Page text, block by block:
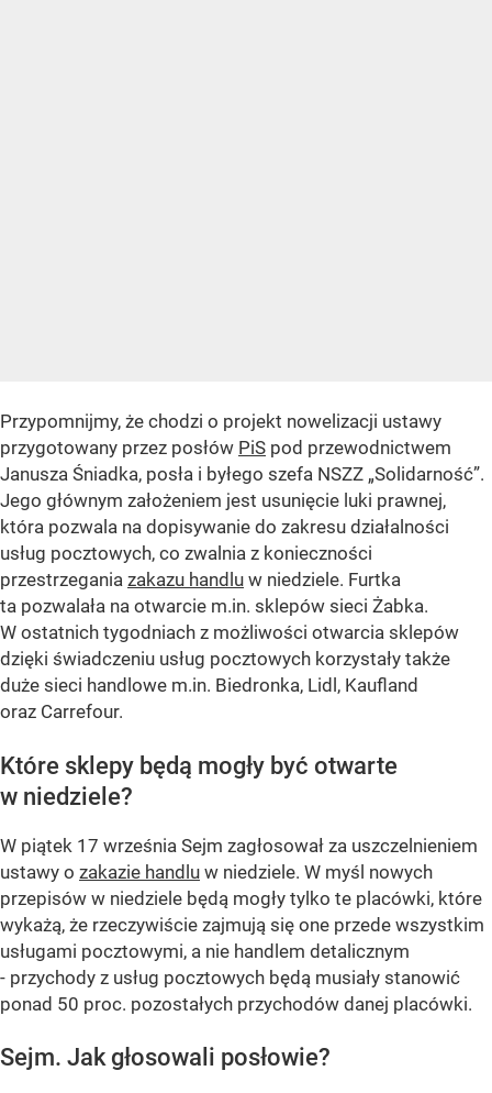
Przypomnijmy, że chodzi o projekt nowelizacji ustawy
przygotowany przez posłów PiS pod przewodnictwem
Janusza Śniadka, posła i byłego szefa NSZZ „Solidarność”.
Jego głównym założeniem jest usunięcie luki prawnej,
która pozwala na dopisywanie do zakresu działalności
usług pocztowych, co zwalnia z konieczności
przestrzegania zakazu handlu w niedziele. Furtka
ta pozwalała na otwarcie m.in. sklepów sieci Żabka.
W ostatnich tygodniach z możliwości otwarcia sklepów
dzięki świadczeniu usług pocztowych korzystały także
duże sieci handlowe m.in. Biedronka, Lidl, Kaufland
oraz Carrefour.
Które sklepy będą mogły być otwarte
w niedziele?
W piątek 17 września Sejm zagłosował za uszczelnieniem
ustawy o zakazie handlu w niedziele. W myśl nowych
przepisów w niedziele będą mogły tylko te placówki, które
wykażą, że rzeczywiście zajmują się one przede wszystkim
usługami pocztowymi, a nie handlem detalicznym
- przychody z usług pocztowych będą musiały stanowić
ponad 50 proc. pozostałych przychodów danej placówki.
Sejm. Jak głosowali posłowie?